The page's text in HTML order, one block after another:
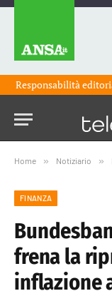
Responsabilità
Home » Notiziario »
FINANZA
frena la
inflazione